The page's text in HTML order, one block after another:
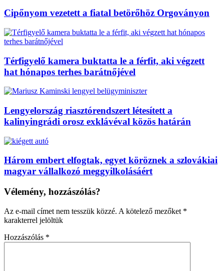
Cipőnyom vezetett a fiatal betörőhöz Orgoványon
Térfigyelő kamera buktatta le a férfit, aki végzett
hat hónapos terhes barátnőjével
Lengyelország riasztórendszert létesített a
kalinyingrádi orosz exklávéval közös határán
Három embert elfogtak, egyet köröznek a szlovákiai
magyar vállalkozó meggyilkolásáért
Vélemény, hozzászólás?
Az e-mail címet nem tesszük közzé. A kötelező mezőket *
karakterrel jelöltük
Hozzászólás *